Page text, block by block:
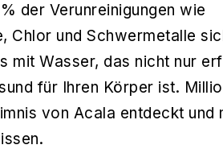
der Verunreinigungen wie
Chlor und Schwermetalle
mit Wasser, das nicht nur
für Ihren Körper ist.
von Acala entdeckt und